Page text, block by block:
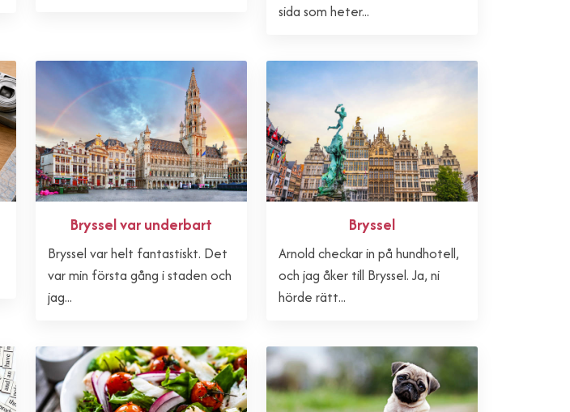
sida som heter...
Bryssel var underbart
Bryssel var helt fantastiskt. Det
var min första gång i staden och
jag...
Bryssel
Arnold checkar in på hundhotell,
och jag åker till Bryssel. Ja, ni
hörde rätt...